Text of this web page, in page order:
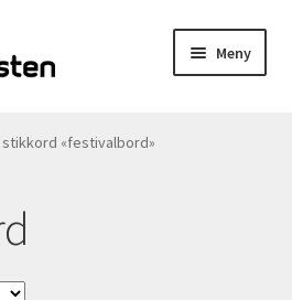
Meny
«festivalbord»